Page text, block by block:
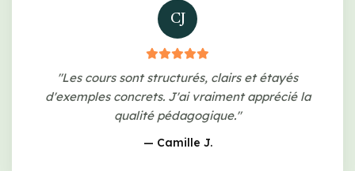
CJ
"Les cours sont structurés, clairs et étayés
d'exemples concrets. J'ai vraiment apprécié la
qualité pédagogique."
— Camille J.